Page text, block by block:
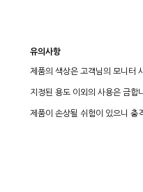
유의사항
제품의 색상은 고객님의 모니터
지정된 용도 이외의 사용은 금합
제품이 손상될 쉬험이 있으니 충